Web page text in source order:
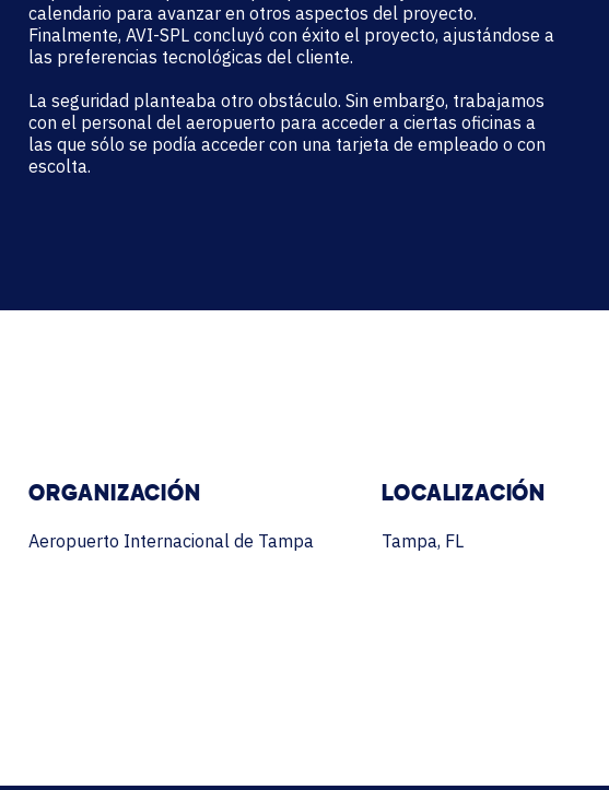
calendario para avanzar en otros aspectos del proyecto.
Finalmente, AVI-SPL concluyó con éxito el proyecto, ajustándose a
las preferencias tecnológicas del cliente.
La seguridad planteaba otro obstáculo. Sin embargo, trabajamos
con el personal del aeropuerto para acceder a ciertas oficinas a
las que sólo se podía acceder con una tarjeta de empleado o con
escolta.
ORGANIZACIÓN
Aeropuerto Internacional de Tampa
LOCALIZACIÓN
Tampa, FL